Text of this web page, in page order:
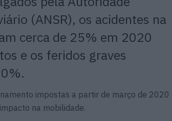
(ANSR), os acidentes na
cerca de 25% em 2020
e os feridos graves
impostas a partir de março de 2020
na mobilidade.